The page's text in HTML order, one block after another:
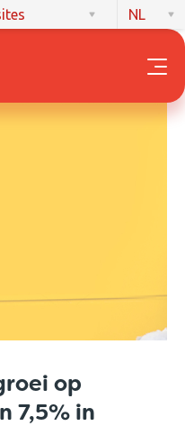
NL
op
7,5% in